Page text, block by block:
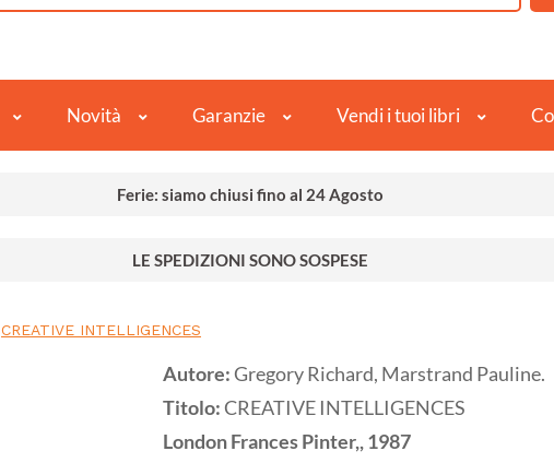
Novità Garanzie Vendi i tuoi libri
Ferie: siamo chiusi fino al 24 Agosto
LE SPEDIZIONI SONO SOSPESE
CREATIVE INTELLIGENCES
Autore:Gregory Richard, Marstrand Pauline.
Titolo:CREATIVE INTELLIGENCES
LondonFrances Pinter,,1987